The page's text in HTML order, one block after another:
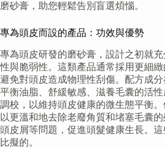
磨砂膏，助您輕鬆告別盲選煩惱。
專為頭皮而設的產品：功效與優勢
專為頭皮研發的磨砂膏，設計之初就
性與脆弱性。這類產品通常採用更細緻
避免對頭皮造成物理性刮傷。配方成
平衡油脂、舒緩敏感、滋養毛囊的活
調校，以維持頭皮健康的微生態平衡
以更溫和地去除老廢角質和堵塞毛囊的
頭皮屑等問題，促進頭髮健康生長。
比擬的。